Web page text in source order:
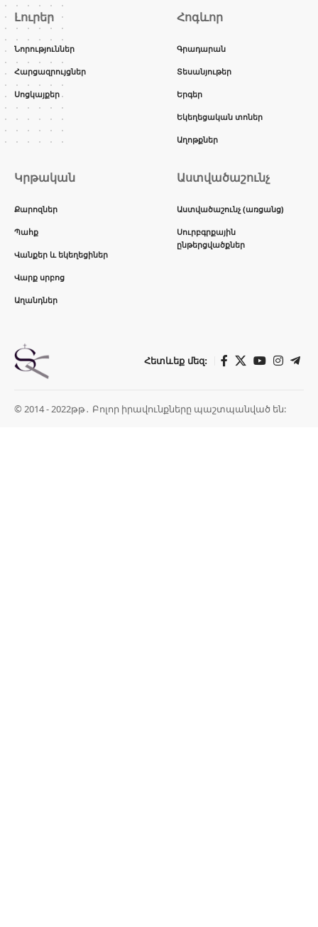
Լուրեր
Նորություններ
Հարցազրույցներ
Սոցկայքեր
Հոգևոր
Գրադարան
Տեսանյութեր
Երգեր
Եկեղեցական տոներ
Աղոթքներ
Կրթական
Քարոզներ
Պահք
Վանքեր և եկեղեցիներ
Վարք սրբոց
Աղանդներ
Աստվածաշունչ
Աստվածաշունչ (առցանց)
Սուրբգրքային
ընթերցվածքներ
Հետևեք մեզ:
© 2014 - 2022թթ․ Բոլոր իրավունքները պաշտպանված են: